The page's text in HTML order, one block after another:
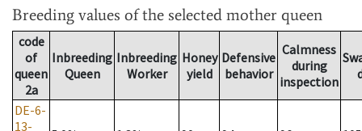
Breeding values of the selected mother queen
code
of
queen
2a
Inbreeding
Queen
Inbreeding
Worker
Honey
yield
Defensive
behavior
Calmness
during
inspection
DE-6-
13-